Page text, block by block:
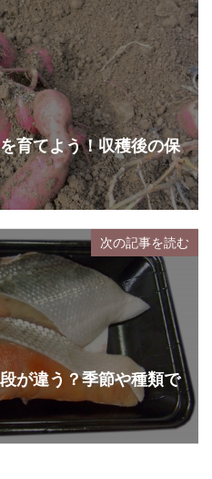
育てよう！収穫後の保
次の記事を読む
が違う？季節や種類で